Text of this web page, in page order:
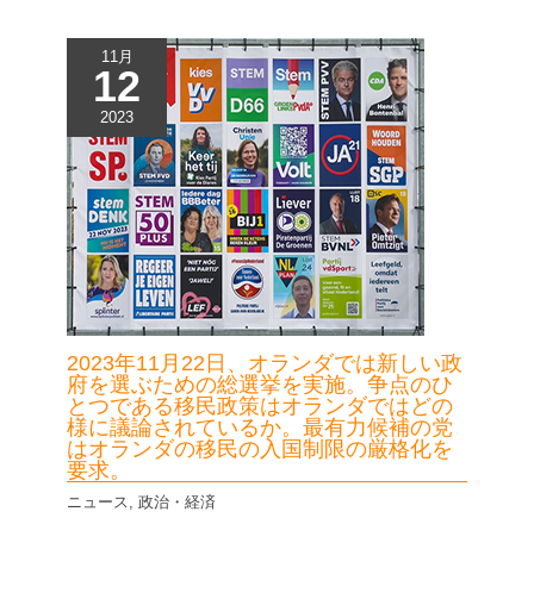
11月
12
2023
2023年11月22日、オランダでは新しい政
府を選ぶための総選挙を実施。争点のひ
とつである移民政策はオランダではどの
様に議論されているか。最有力候補の党
はオランダの移民の入国制限の厳格化を
要求。
ニュース ,政治・経済